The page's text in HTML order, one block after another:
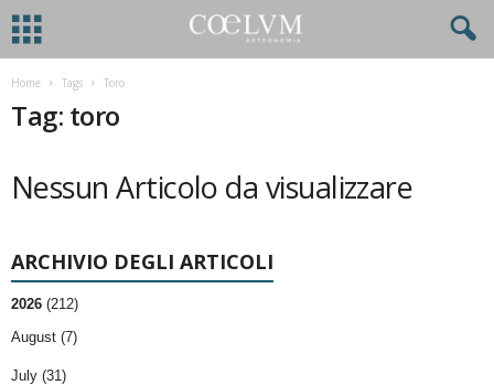
Home Tags Toro
Tag: toro
Nessun Articolo da visualizzare
ARCHIVIO DEGLI ARTICOLI
2026 (212)
August (7)
July (31)